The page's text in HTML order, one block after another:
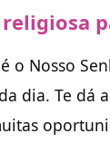
religiosa
o Nosso
dia. Te dá